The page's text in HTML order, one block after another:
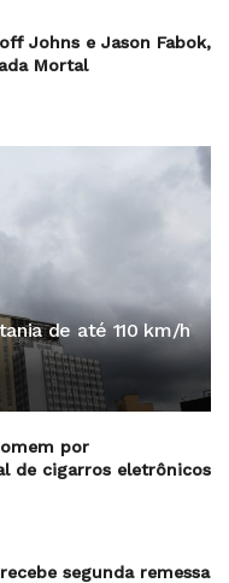
Johns e Jason Fabok,
Mortal
de até 110 km/h
por
de cigarros eletrônicos
segunda remessa